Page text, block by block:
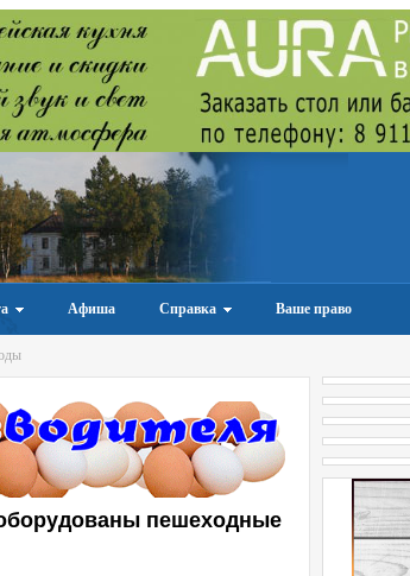
Афиша Справка Ваше право
пешеходные